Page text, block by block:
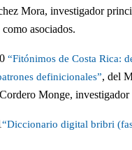
Mora, investigador
asociados.
“Fitónimos de Costa Rica:
definicionales”, del
Monge, investigador
“Diccionario digital bribri